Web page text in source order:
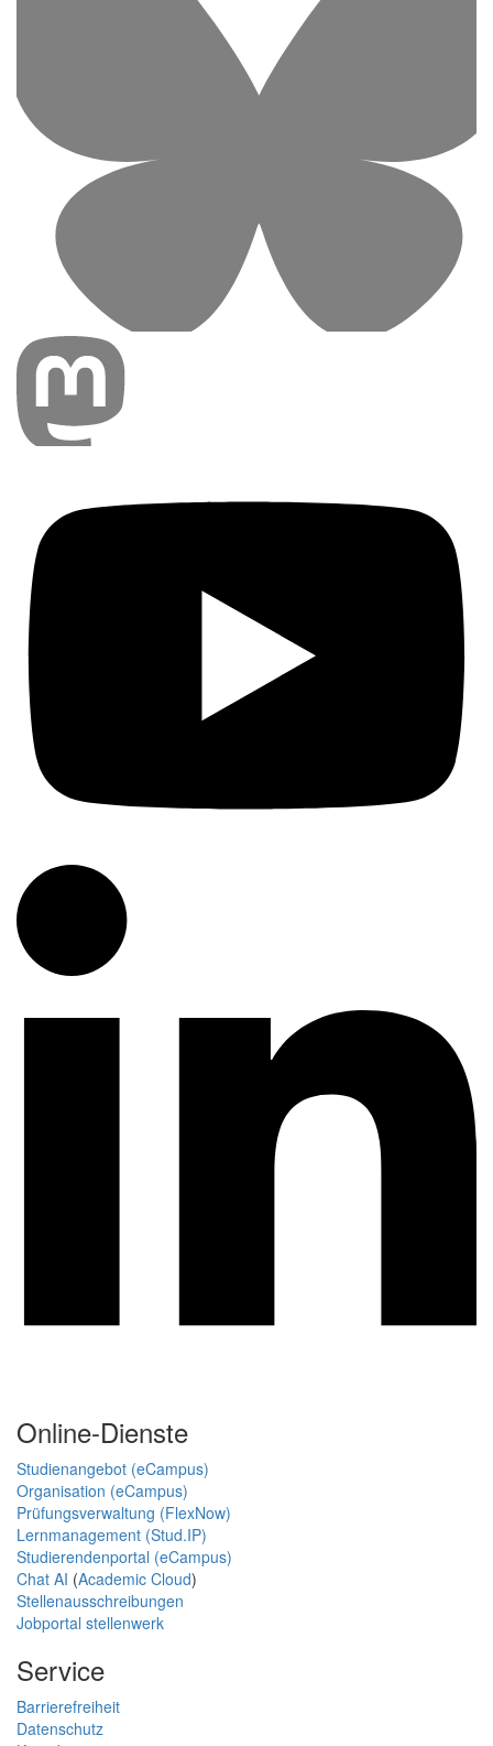
Online-Dienste
Studienangebot (eCampus)
Organisation (eCampus)
Prüfungsverwaltung (FlexNow)
Lernmanagement (Stud.IP)
Studierendenportal (eCampus)
Chat AI (Academic Cloud)
Stellenausschreibungen
Jobportal stellenwerk
Service
Barrierefreiheit
Datenschutz